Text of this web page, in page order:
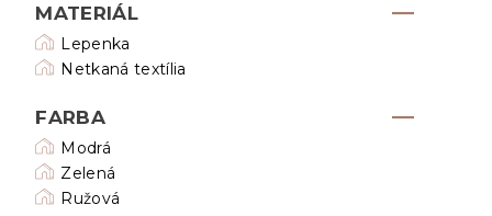
MATERIÁL
Lepenka
Netkaná textília
FARBA
Modrá
Zelená
Ružová